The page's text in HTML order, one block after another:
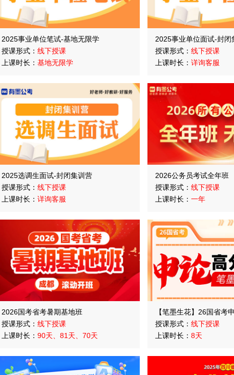
2025事业单位笔试-基地无限学
授课形式： 线下授课
上课时长： 基地无限学
2025事业单位面试-封闭
授课形式： 线下授课
上课时长： 详询客服
2025选调生面试-封闭集训营
授课形式： 线下授课
上课时长： 详询客服
2026公务员考试全年班
授课形式： 线下授课
上课时长： 一年
2026国考省考暑期基地班
授课形式： 线下授课
上课时长： 90天、81天、70天
【笔墨生花】26国省考
授课形式： 线下授课
上课时长： 8天